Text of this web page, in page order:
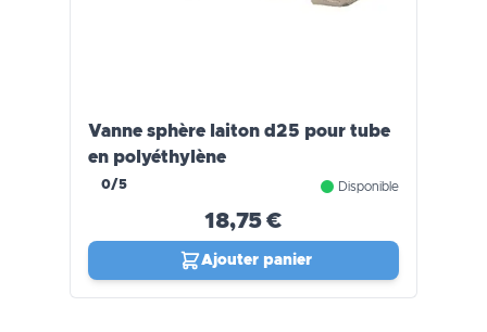
Vanne sphère laiton d25 pour tube
en polyéthylène
0/5 Disponible
18,75 €
Ajouter panier